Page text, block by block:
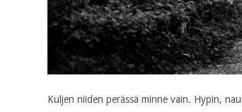
Kuljen niiden perässä minne vain. Hypin,